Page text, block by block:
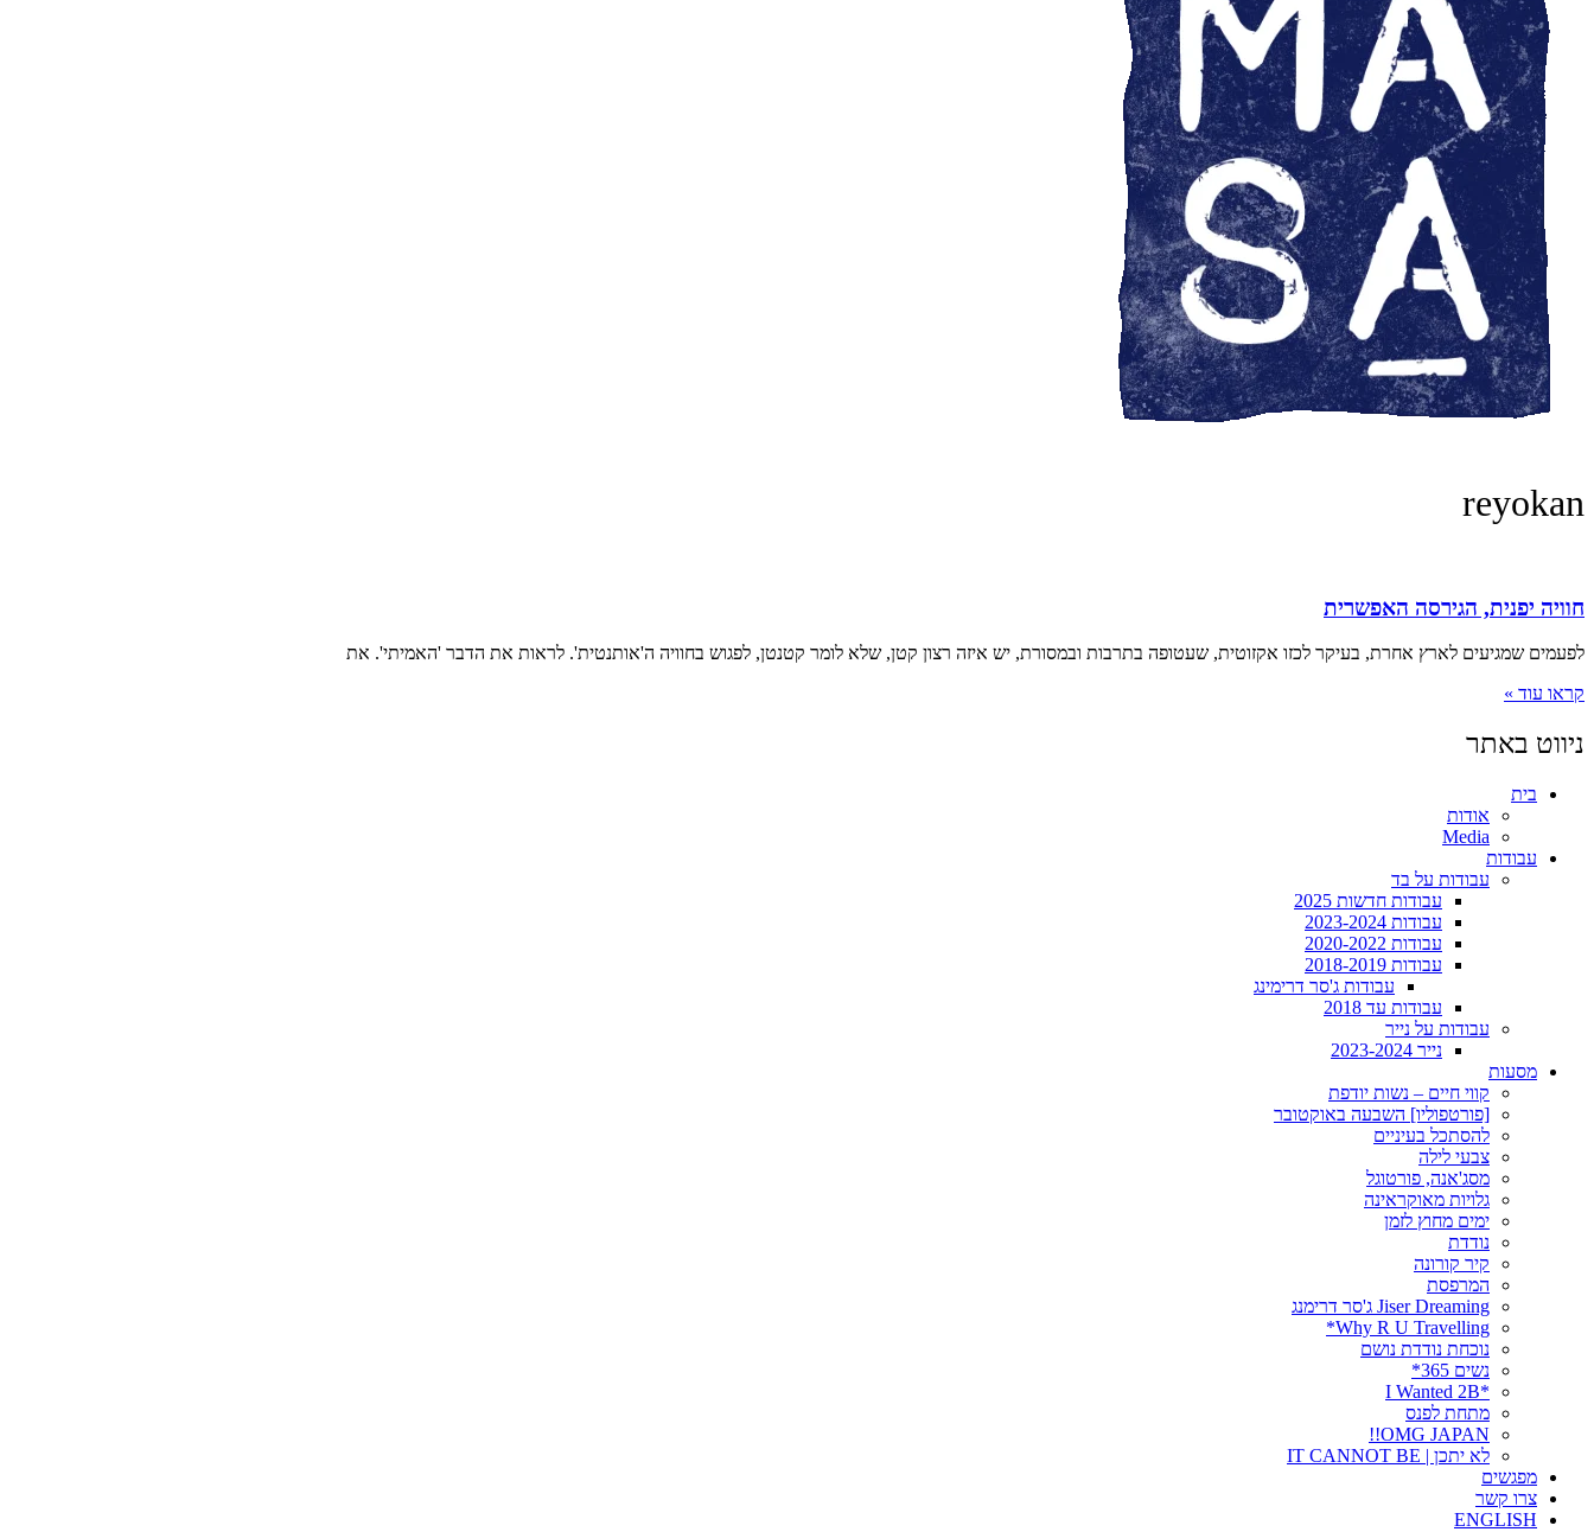
reyokan
חוויה יפנית, הגירסה האפשרית
לפעמים שמגיעים לארץ אחרת, בעיקר לכזו אקזוטית, שעטופה בתרבות ובמסורת, יש איזה רצון קטן, שלא לומר קטנטן, לפגוש בחוויה ה'אותנטית'. לראות את הדבר 'האמיתי'. את
קראו עוד »
ניווט באתר
בית
אודות
Media
עבודות
עבודות על בד
עבודות חדשות 2025
עבודות 2023-2024
עבודות 2020-2022
עבודות 2018-2019
עבודות ג'סר דרימינג
עבודות עד 2018
עבודות על נייר
נייר 2023-2024
מסעות
קווי חיים – נשות יודפת
[פורטפוליו] השבעה באוקטובר
להסתכל בעיניים
צבעי לילה
מסג'אנה, פורטוגל
גלויות מאוקראינה
ימים מחוץ לזמן
נודדת
קיר קורונה
המרפסת
Jiser Dreaming ג'סר דרימנג
Why R U Travelling*
נוכחת נודדת נושם
נשים 365*
*I Wanted 2B
מתחת לפנס
OMG JAPAN!!
לא יתכן | IT CANNOT BE
מפגשים
צרו קשר
ENGLISH